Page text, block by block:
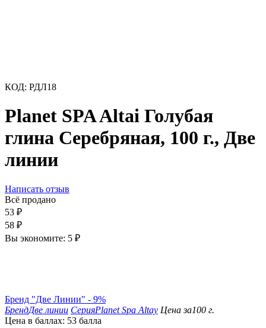
КОД: РДЛ18
Planet SPA Altai Голубая
глина Серебряная, 100 г., Две
линии
Написать отзыв
Всё продано
53 ₽
58 ₽
Вы экономите: 5 ₽
Бренд "Две Линии" - 9%
БрендДве линии СерияPlanet Spa Altay Цена за100 г.
Цена в баллах: 53 балла